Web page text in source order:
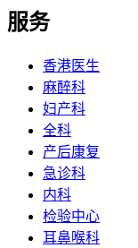
服务
香港医生
麻醉科
妇产科
全科
产后康复
急诊科
内科
检验中心
耳鼻喉科